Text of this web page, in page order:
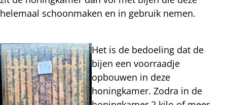
helemaal schoonmaken en in gebruik nemen.
Het is de bedoeling dat de
bijen een voorraadje
opbouwen in deze
honingkamer. Zodra in de